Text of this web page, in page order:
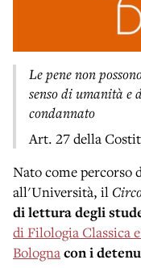
Le pene non
senso di umanità e
condannato
Art. 27 della
Nato come
all'Università, il
di lettura degli
di Filologia Classica
Bolognacon i